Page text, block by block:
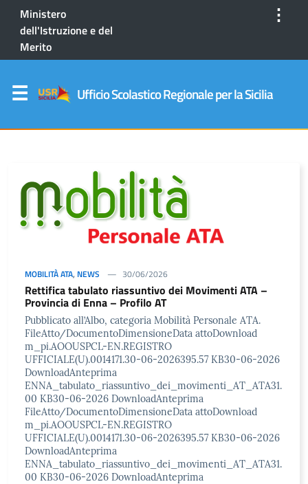
Ministero
dell'Istruzione e del
Merito
⋮
Ufficio Scolastico Regionale per la Sicilia
MOBILITÀ ATA, NEWS 30/06/2026
Rettifica tabulato riassuntivo dei Movimenti ATA –
Provincia di Enna – Profilo AT
Pubblicato all’Albo, categoria Mobilità Personale ATA.
FileAtto/DocumentoDimensioneData attoDownload
m_pi.AOOUSPCL-EN.REGISTRO
UFFICIALE(U).0014171.30-06-2026395.57 KB30-06-2026
DownloadAnteprima
ENNA_tabulato_riassuntivo_dei_movimenti_AT_ATA31.
00 KB30-06-2026 DownloadAnteprima
FileAtto/DocumentoDimensioneData attoDownload
m_pi.AOOUSPCL-EN.REGISTRO
UFFICIALE(U).0014171.30-06-2026395.57 KB30-06-2026
DownloadAnteprima
ENNA_tabulato_riassuntivo_dei_movimenti_AT_ATA31.
00 KB30-06-2026 DownloadAnteprima